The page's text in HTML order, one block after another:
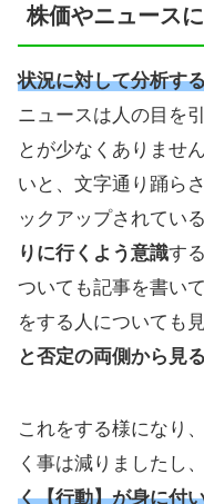
株価やニュース
状況に対して分析す
ニュースは人の目を
とが少なくありませ
いと、文字通り踊ら
ックアップされてい
りに行くよう意識す
ついても記事を書い
をする人についても
と否定の両側から見
これをする様になり
く事は減りましたし
く【行動】が身に付